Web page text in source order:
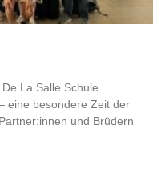
La Salle Schule
eine besondere Zeit der
und Brüdern